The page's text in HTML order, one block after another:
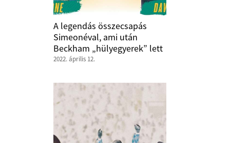
A legendás összecsapás
Simeonéval, ami után
Beckham „hülyegyerek” lett
2022. április 12.